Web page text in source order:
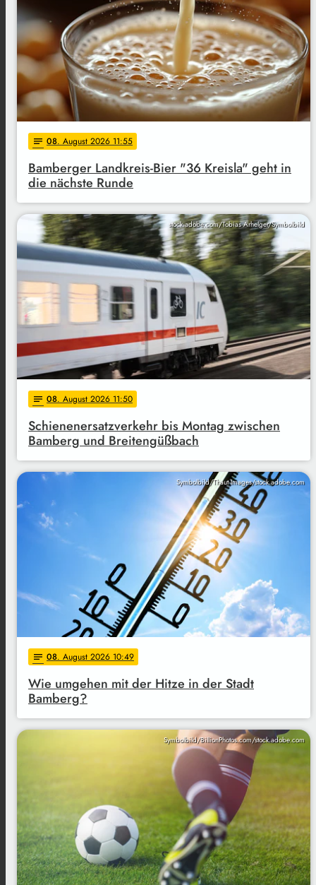
notes 08. August 2026 11:55
Bamberger Landkreis-Bier "36 Kreisla" geht in
die nächste Runde
stock.adobe.com/Tobias Arhelger/Symbolbild
notes 08. August 2026 11:50
Schienenersatzverkehr bis Montag zwischen
Bamberg und Breitengüßbach
Symbolbild/Thaut Images/stock.adobe.com
notes 08. August 2026 10:49
Wie umgehen mit der Hitze in der Stadt
Bamberg?
Symbolbild/BillionPhotos.com/stock.adobe.com